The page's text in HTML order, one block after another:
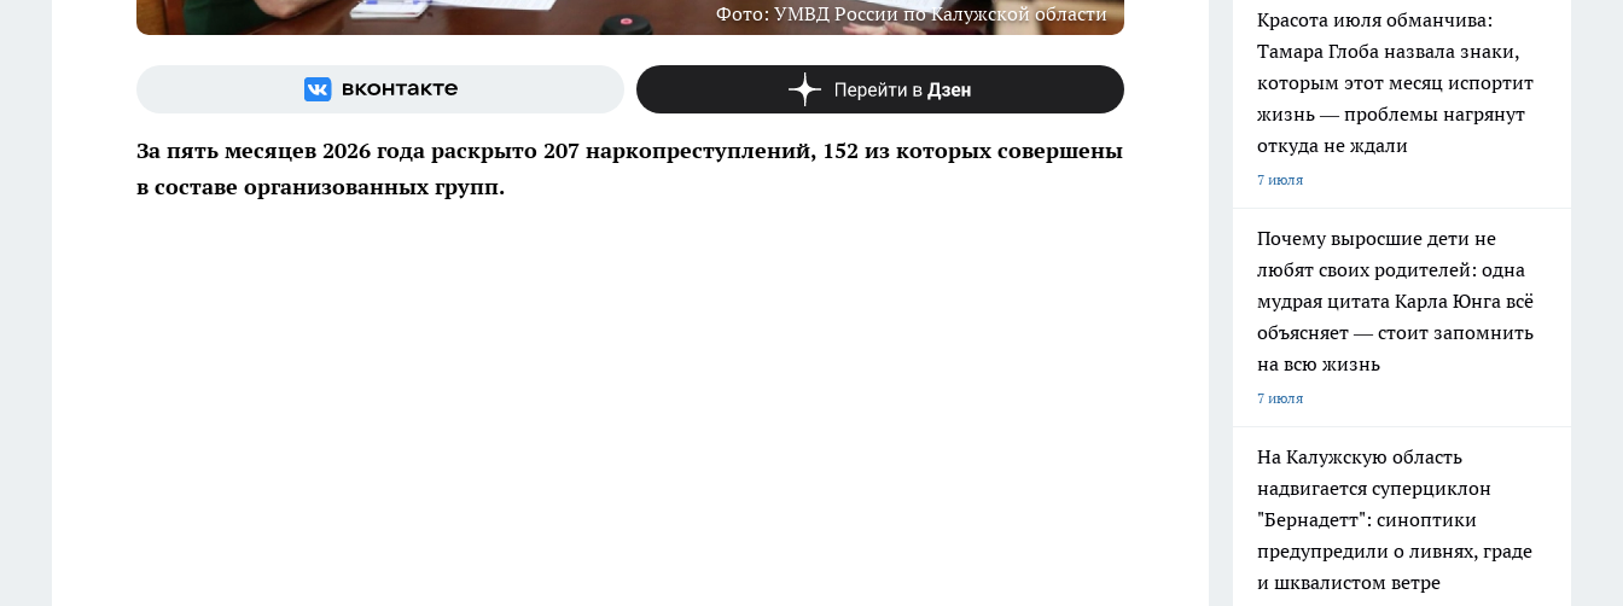
Фото: УМВД России по Калужской области
За пять месяцев 2026 года раскрыто 207 наркопреступлений, 152 из которых совершены
в составе организованных групп.
Красота июля обманчива:
Тамара Глоба назвала знаки,
которым этот месяц испортит
жизнь — проблемы нагрянут
откуда не ждали
7 июля
Почему выросшие дети не
любят своих родителей: одна
мудрая цитата Карла Юнга всё
объясняет — стоит запомнить
на всю жизнь
7 июля
На Калужскую область
надвигается суперциклон
"Бернадетт": синоптики
предупредили о ливнях, граде
и шквалистом ветре